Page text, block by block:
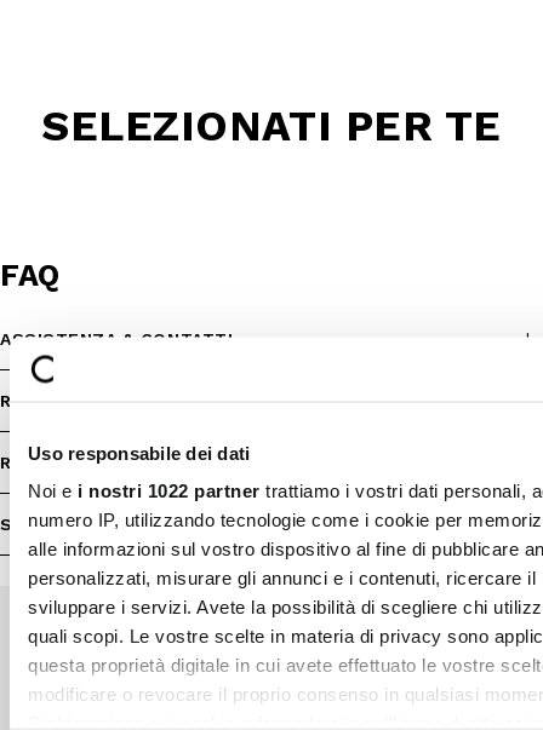
Uso responsabile dei dati
Noi e i nostri 1022 partner trattiamo i vostri dati personali,
numero IP, utilizzando tecnologie come i cookie per
alle informazioni sul vostro dispositivo al fine di pubblicare
personalizzati, misurare gli annunci e i contenuti, ricercare il
sviluppare i servizi. Avete la possibilità di scegliere chi
quali scopi. Le vostre scelte in materia di privacy sono
questa proprietà digitale in cui avete effettuato le vostre
modificare o revocare il proprio consenso in qualsiasi
SELEZIONATI PER TE
FAQ
ASSISTENZA & CONTATTI
RIMBORSI
RESI
SHOP INFO
Pagamenti sicuri Spedizione veloce